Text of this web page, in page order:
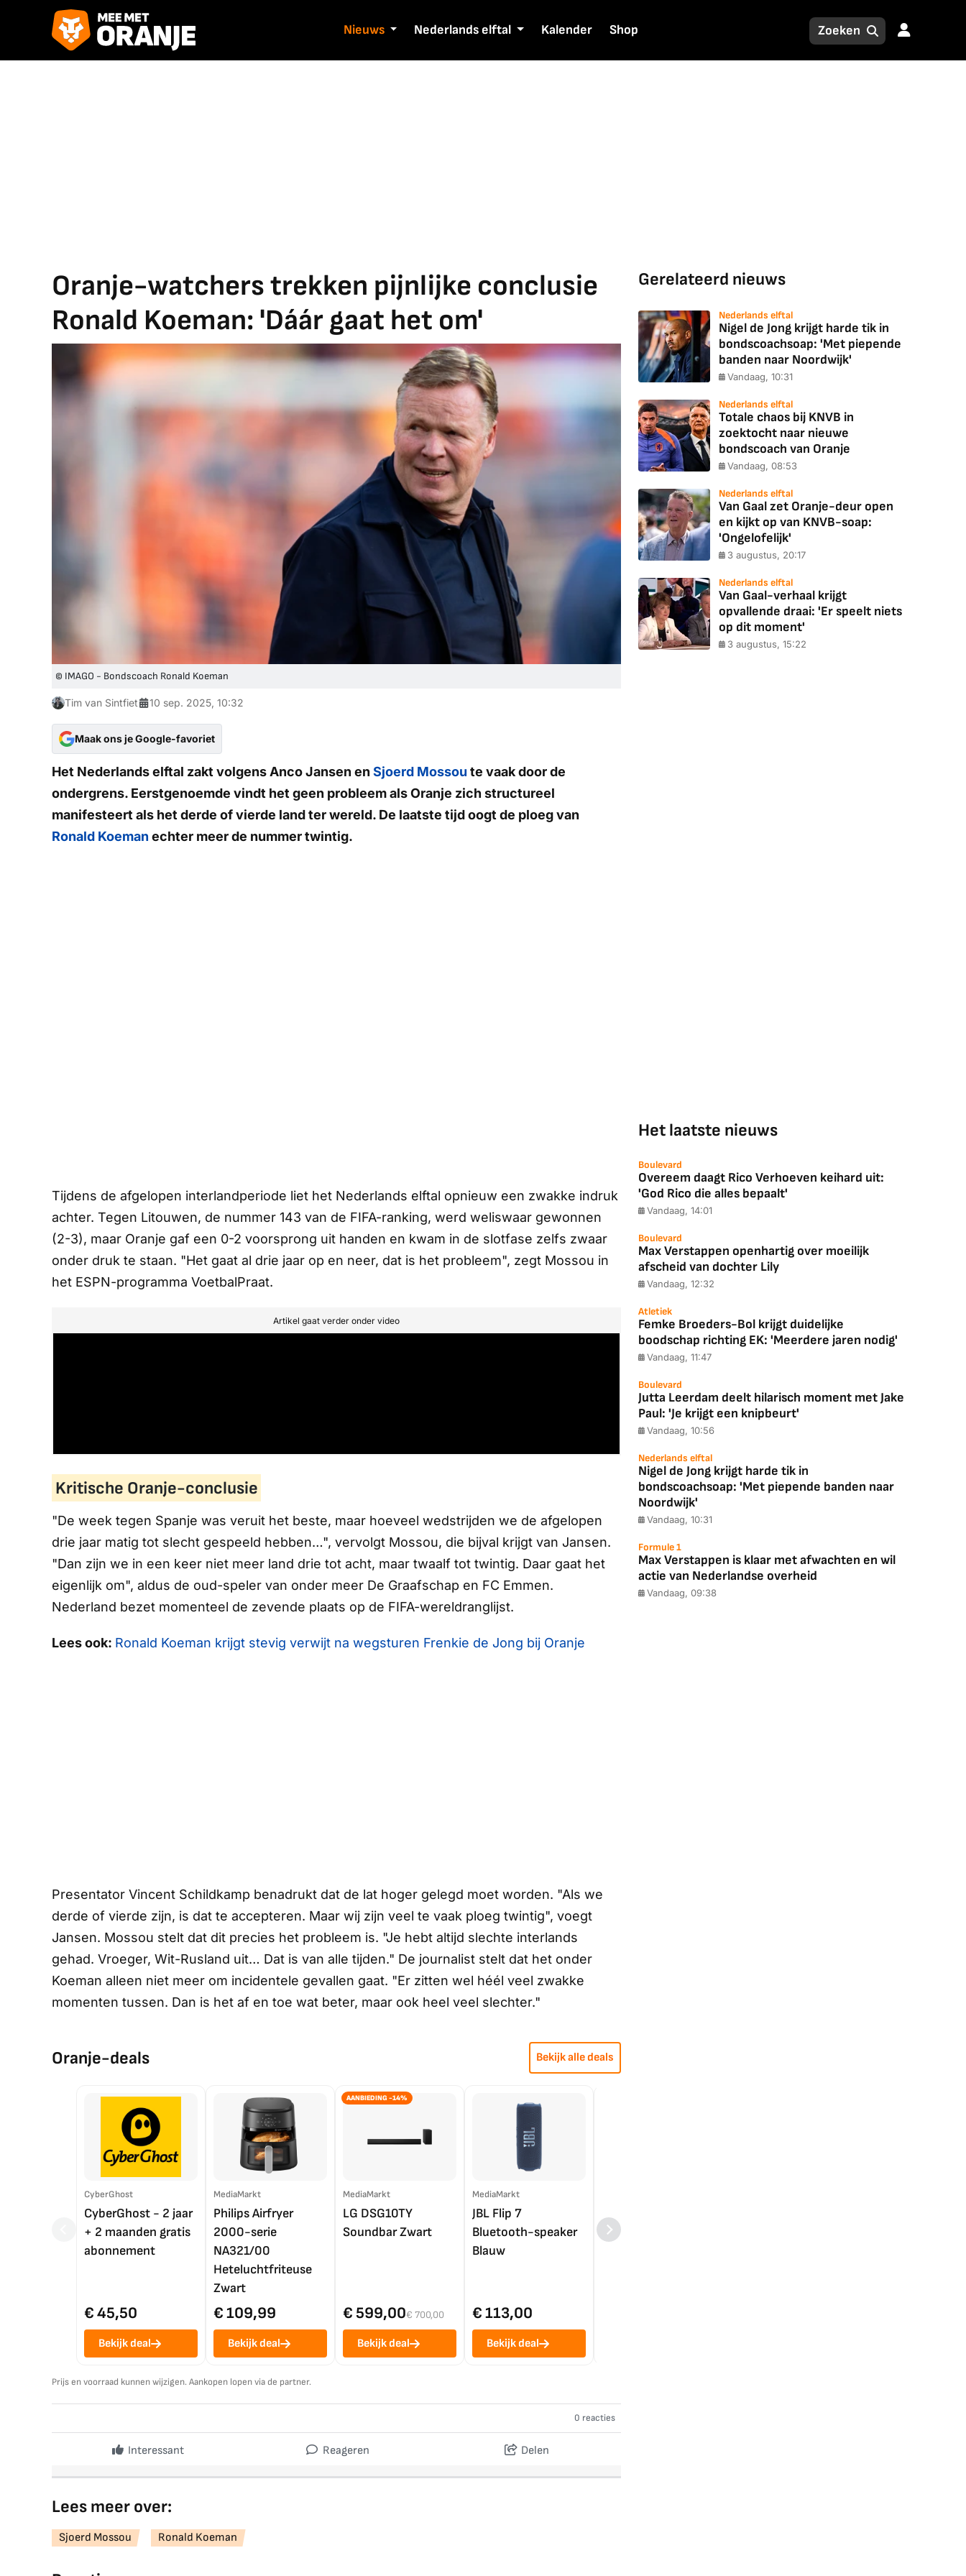
Nieuws Nederlands elftal Kalender Shop
Oranje-watchers trekken pijnlijke conclusie
Ronald Koeman: 'Dáár gaat het om'
© IMAGO - Bondscoach Ronald Koeman
Tim van Sintfiet 10 sep. 2025, 10:32
Maak ons je Google-favoriet
Het Nederlands elftal zakt volgens Anco Jansen en Sjoerd Mossou te vaak door de
ondergrens. Eerstgenoemde vindt het geen probleem als Oranje zich structureel
manifesteert als het derde of vierde land ter wereld. De laatste tijd oogt de ploeg van
Ronald Koeman echter meer de nummer twintig.
Tijdens de afgelopen interlandperiode liet het Nederlands elftal opnieuw een zwakke indruk
achter. Tegen Litouwen, de nummer 143 van de FIFA-ranking, werd weliswaar gewonnen
(2-3), maar Oranje gaf een 0-2 voorsprong uit handen en kwam in de slotfase zelfs zwaar
onder druk te staan. "Het gaat al drie jaar op en neer, dat is het probleem", zegt Mossou in
het ESPN-programma VoetbalPraat.
Artikel gaat verder onder video
Kritische Oranje-conclusie
"De week tegen Spanje was veruit het beste, maar hoeveel wedstrijden we de afgelopen
drie jaar matig tot slecht gespeeld hebben…", vervolgt Mossou, die bijval krijgt van Jansen.
"Dan zijn we in een keer niet meer land drie tot acht, maar twaalf tot twintig. Daar gaat het
eigenlijk om", aldus de oud-speler van onder meer De Graafschap en FC Emmen.
Nederland bezet momenteel de zevende plaats op de FIFA-wereldranglijst.
Lees ook: Ronald Koeman krijgt stevig verwijt na wegsturen Frenkie de Jong bij Oranje
Presentator Vincent Schildkamp benadrukt dat de lat hoger gelegd moet worden. "Als we
derde of vierde zijn, is dat te accepteren. Maar wij zijn veel te vaak ploeg twintig", voegt
Jansen. Mossou stelt dat dit precies het probleem is. "Je hebt altijd slechte interlands
gehad. Vroeger, Wit-Rusland uit… Dat is van alle tijden." De journalist stelt dat het onder
Koeman alleen niet meer om incidentele gevallen gaat. "Er zitten wel héél veel zwakke
momenten tussen. Dan is het af en toe wat beter, maar ook heel veel slechter."
Oranje-deals Bekijk alle deals
CyberGhost
CyberGhost - 2 jaar
+ 2 maanden gratis
abonnement
€ 45,50
Bekijk deal
MediaMarkt
Philips Airfryer
2000-serie
NA321/00
Heteluchtfriteuse
Zwart
€ 109,99
Bekijk deal
AANBIEDING -14%
MediaMarkt
LG DSG10TY
Soundbar Zwart
€ 599,00€ 700,00
Bekijk deal
MediaMarkt
JBL Flip 7
Bluetooth-speaker
Blauw
€ 113,00
Bekijk deal
LG OLED55C56LB
4K TV (2025)
Prijs en voorraad kunnen wijzigen. Aankopen lopen via de partner.
0 reacties
Interessant Reageren Delen
Lees meer over:
Sjoerd Mossou Ronald Koeman
Gerelateerd nieuws
Nederlands elftal
Nigel de Jong krijgt harde tik in
bondscoachsoap: 'Met piepende
banden naar Noordwijk'
Vandaag, 10:31
Nederlands elftal
Totale chaos bij KNVB in
zoektocht naar nieuwe
bondscoach van Oranje
Vandaag, 08:53
Nederlands elftal
Van Gaal zet Oranje-deur open
en kijkt op van KNVB-soap:
'Ongelofelijk'
3 augustus, 20:17
Nederlands elftal
Van Gaal-verhaal krijgt
opvallende draai: 'Er speelt niets
op dit moment'
3 augustus, 15:22
Het laatste nieuws
Boulevard
Overeem daagt Rico Verhoeven keihard uit:
'God Rico die alles bepaalt'
Vandaag, 14:01
Boulevard
Max Verstappen openhartig over moeilijk
afscheid van dochter Lily
Vandaag, 12:32
Atletiek
Femke Broeders-Bol krijgt duidelijke
boodschap richting EK: 'Meerdere jaren nodig'
Vandaag, 11:47
Boulevard
Jutta Leerdam deelt hilarisch moment met Jake
Paul: 'Je krijgt een knipbeurt'
Vandaag, 10:56
Nederlands elftal
Nigel de Jong krijgt harde tik in
bondscoachsoap: 'Met piepende banden naar
Noordwijk'
Vandaag, 10:31
Formule 1
Max Verstappen is klaar met afwachten en wil
actie van Nederlandse overheid
Vandaag, 09:38